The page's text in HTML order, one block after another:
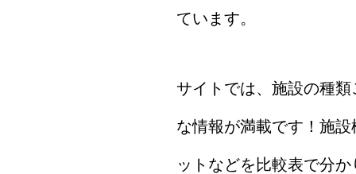
ています。
サイトでは、施設の種
な情報が満載です！施
ットなどを比較表で分